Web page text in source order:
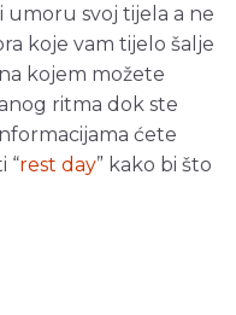
umoru svoj tijela a ne
koje vam tijelo šalje
kojem možete
ritma dok ste
ćete
“rest day” kako bi što